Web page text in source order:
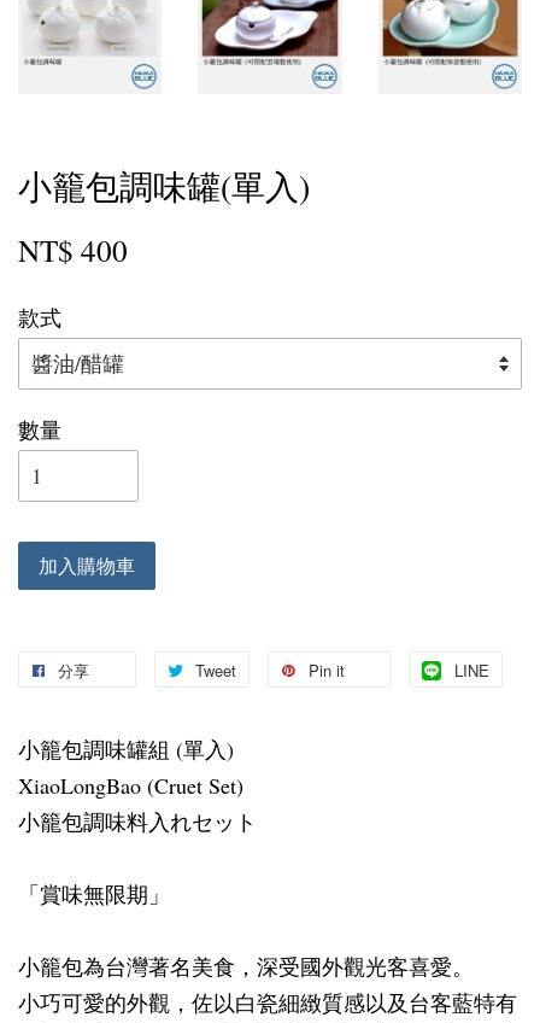
小籠包調味罐(單入)
NT$ 400
款式
數量
加入購物車
分享 Tweet Pin it LINE
小籠包調味罐組 (單入)
XiaoLongBao (Cruet Set)
小籠包調味料入れセット
「賞味無限期」
小籠包為台灣著名美食，深受國外觀光客喜愛。
小巧可愛的外觀，佐以白瓷細緻質感以及台客藍特有